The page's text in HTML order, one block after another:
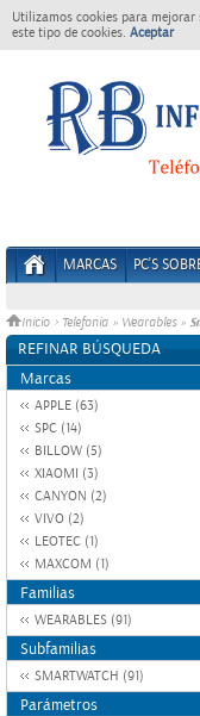
Utilizamos cookies para
este tipo de cookies. Aceptar
MARCAS PC'S
Inicio > Telefonia » Wearables »
REFINAR BÚSQUEDA
Marcas
APPLE (63)
SPC (14)
BILLOW (5)
XIAOMI (3)
CANYON (2)
VIVO (2)
LEOTEC (1)
MAXCOM (1)
Familias
WEARABLES (91)
Subfamilias
SMARTWATCH (91)
Parámetros